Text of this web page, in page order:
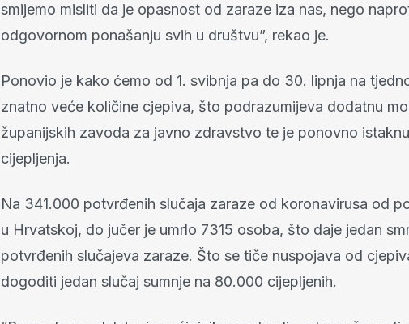
smijemo misliti da je opasnost od zaraze iza nas, nego
odgovornom ponašanju svih u društvu”, rekao je.
Ponovio je kako ćemo od 1. svibnja pa do 30. lipnja na
znatno veće količine cjepiva, što podrazumijeva dodatnu
županijskih zavoda za javno zdravstvo te je ponovno
cijepljenja.
Na 341.000 potvrđenih slučaja zaraze od koronavirusa od
u Hrvatskoj, do jučer je umrlo 7315 osoba, što daje jedan
potvrđenih slučajeva zaraze. Što se tiče nuspojava od
dogoditi jedan slučaj sumnje na 80.000 cijepljenih.